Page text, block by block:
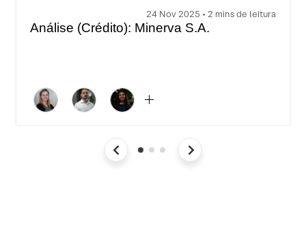
24 Nov 2025 • 2 mins de leitura
Análise (Crédito): Minerva S.A.